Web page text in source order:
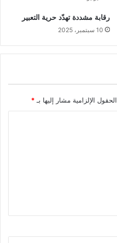
رقابة مشددة تهدّد حرية التعبير
10 سبتمبر، 2025
الحقول الإلزامية مشار إليها بـ *